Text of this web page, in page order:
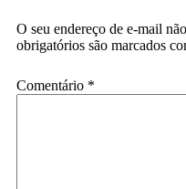
O seu endereço de e-mail
obrigatórios são marcados
Comentário *